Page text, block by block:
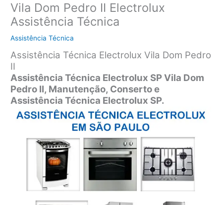
Vila Dom Pedro II Electrolux
Assistência Técnica
Assistência Técnica
Assistência Técnica Electrolux Vila Dom Pedro
II
Assistência Técnica Electrolux SP Vila Dom
Pedro II, Manutenção, Conserto e
Assistência Técnica Electrolux SP.